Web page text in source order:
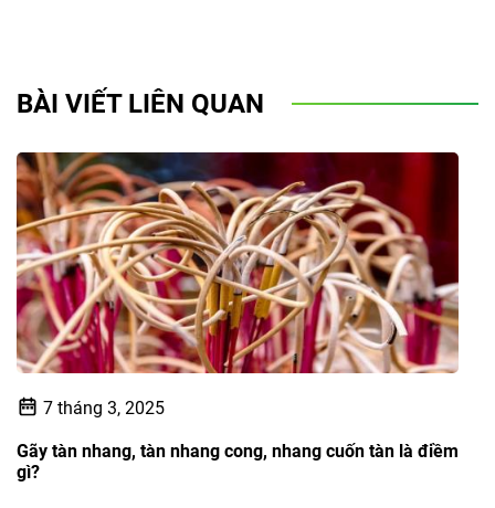
BÀI VIẾT LIÊN QUAN
7 tháng 3, 2025
Gãy tàn nhang, tàn nhang cong, nhang cuốn tàn là điềm
gì?